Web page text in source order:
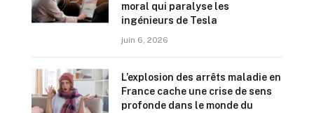
moral qui paralyse les
ingénieurs de Tesla
juin 6, 2026
L’explosion des arrêts maladie en
France cache une crise de sens
profonde dans le monde du